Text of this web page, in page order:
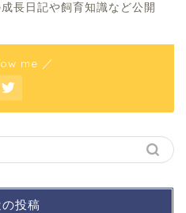
長日記や飼育知識など公開
me ／
投稿